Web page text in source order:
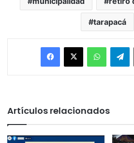
tarapacá
Facebook
X
Artículos relacionados